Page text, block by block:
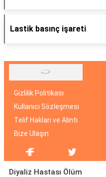
Lastik basınç işareti
Gizlilik Politikası
Kullanıcı Sözleşmesi
Telif Hakları ve Alıntı
Bize Ulaşın
Diyaliz Hastası Ölüm